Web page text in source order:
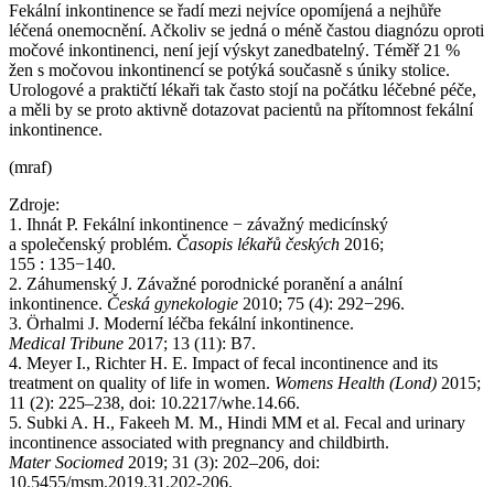
Fekální inkontinence se řadí mezi nejvíce opomíjená a nejhůře
léčená onemocnění. Ačkoliv se jedná o méně častou diagnózu oproti
močové inkontinenci, není její výskyt zanedbatelný. Téměř 21 %
žen s močovou inkontinencí se potýká současně s úniky stolice.
Urologové a praktičtí lékaři tak často stojí na počátku léčebné péče,
a měli by se proto aktivně dotazovat pacientů na přítomnost fekální
inkontinence.
(mraf)
Zdroje:
1. Ihnát P. Fekální inkontinence −⁠ závažný medicínský
a společenský problém. Časopis lékařů českých 2016;
155 : 135−140.
2. Záhumenský J. Závažné porodnické poranění a anální
inkontinence. Česká gynekologie 2010; 75 (4): 292−296.
3. Örhalmi J. Moderní léčba fekální inkontinence.
Medical Tribune 2017; 13 (11): B7.
4. Meyer I., Richter H. E. Impact of fecal incontinence and its
treatment on quality of life in women. Womens Health (Lond) 2015;
11 (2): 225–238, doi: 10.2217/whe.14.66.
5. Subki A. H., Fakeeh M. M., Hindi MM et al. Fecal and urinary
incontinence associated with pregnancy and childbirth.
Mater Sociomed 2019; 31 (3): 202–206, doi:
10.5455/msm.2019.31.202-206.